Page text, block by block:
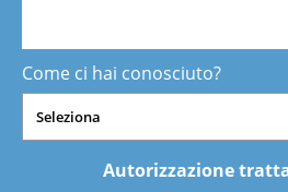
Come ci hai conosciuto?
Autorizzazione